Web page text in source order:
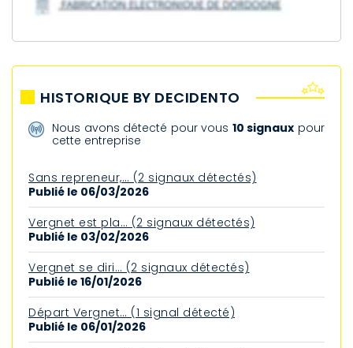
HISTORIQUE BY DECIDENTO
Nous avons détecté pour vous 10 signaux pour
cette entreprise
Sans repreneur,… (2 signaux détectés)
Publié le 06/03/2026
Vergnet est pla… (2 signaux détectés)
Publié le 03/02/2026
Vergnet se diri… (2 signaux détectés)
Publié le 16/01/2026
Départ Vergnet… (1 signal détecté)
Publié le 06/01/2026